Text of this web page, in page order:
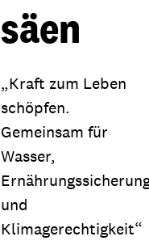
säen
„Kraft zum Leben
schöpfen.
Gemeinsam für
Wasser,
und
Klimagerechtigkeit“